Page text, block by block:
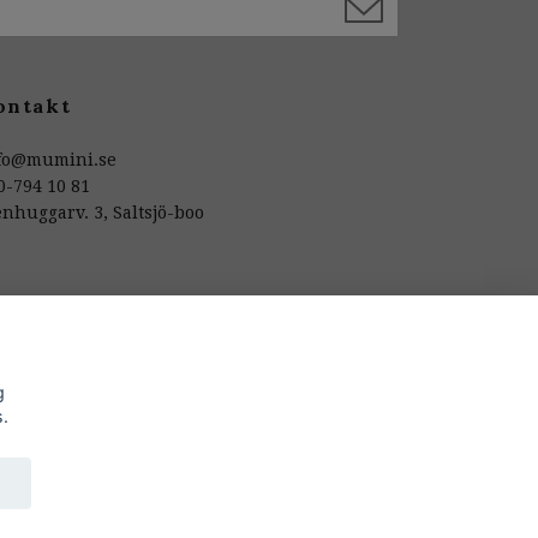
794 10 81
3, Saltsjö-boo